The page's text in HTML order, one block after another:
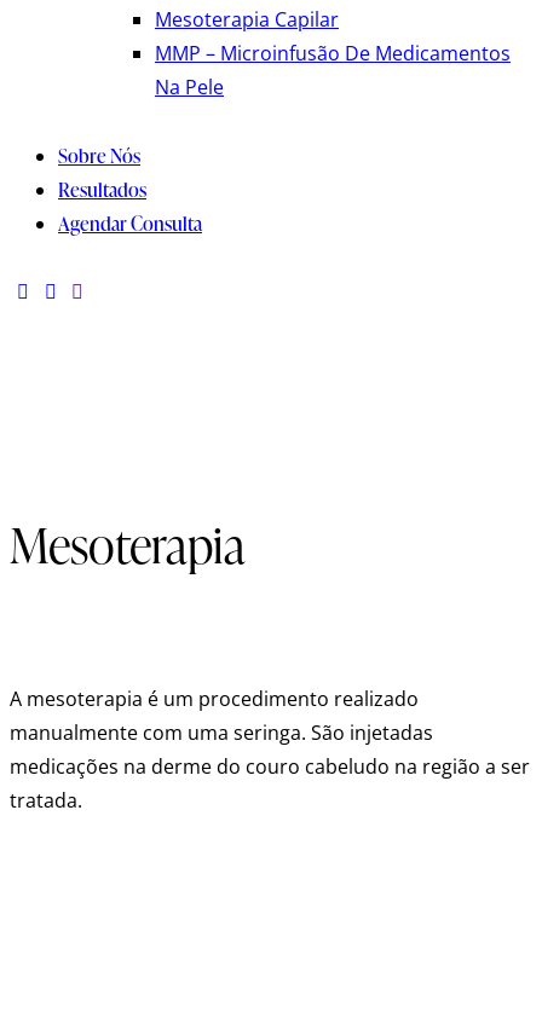
Mesoterapia Capilar
MMP – Microinfusão De Medicamentos
Na Pele
Sobre Nós
Resultados
Agendar Consulta
Mesoterapia
A mesoterapia é um procedimento realizado
manualmente com uma seringa. São injetadas
medicações na derme do couro cabeludo na região a ser
tratada.